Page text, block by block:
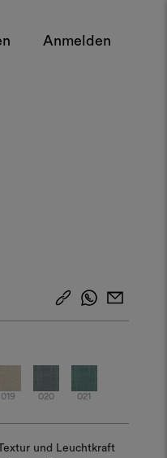
Anmelden
019 020 021
und Leuchtkraft